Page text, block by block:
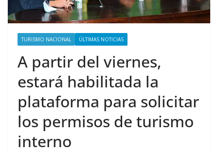
TURISMO NACIONAL ÚLTIMAS NOTICIAS
A partir del viernes,
estará habilitada la
plataforma para solicitar
los permisos de turismo
interno